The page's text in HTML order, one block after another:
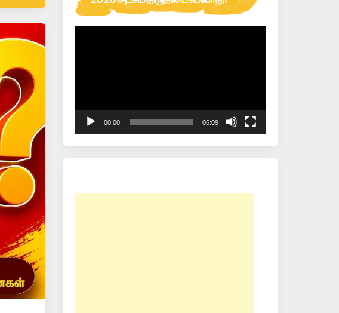
00:00 06:09